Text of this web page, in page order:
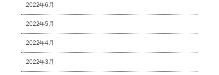
2022年6月
2022年5月
2022年4月
2022年3月